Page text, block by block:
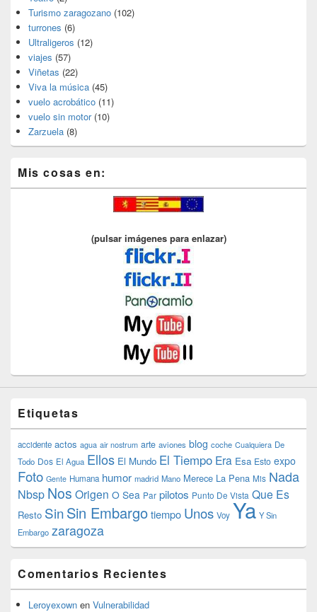
Turismo zaragozano (102)
turrones (6)
Ultraligeros (12)
viajes (57)
Viñetas (22)
Viva la música (45)
vuelo acrobático (11)
vuelo sin motor(10)
Zarzuela (8)
Mis cosas en:
(pulsar imágenes para enlazar)
Etiquetas
accidente actos agua air nostrum arte aviones blog coche Cualquiera De
Todo Dos El Agua Ellos El Mundo El Tiempo Era Esa Esto expo
Foto Gente Humana humor madrid Mano Merece La Pena Mis Nada
Nbsp Nos Origen O Sea Par pilotos Punto De Vista Que Es
Resto SinSin Embargotiempo Unos Voy Ya Y Sin
Embargo zaragoza
Comentarios Recientes
Leroyexown en Vulnerabilidad